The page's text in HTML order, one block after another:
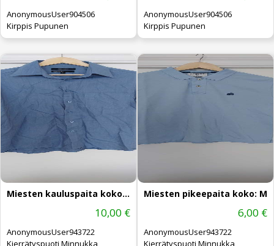
AnonymousUser904506
Kirppis Pupunen
AnonymousUser904506
Kirppis Pupunen
Miesten kauluspaita koko: L 41/42 UUSI
10,00 €
AnonymousUser943722
Kierrätyspuoti Minnukka
Miesten pikeepaita koko: M
6,00 €
AnonymousUser943722
Kierrätyspuoti Minnukka